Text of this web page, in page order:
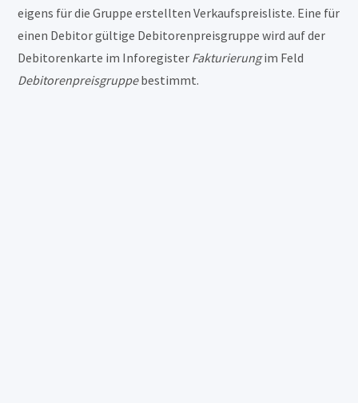
eigens für die Gruppe erstellten Verkaufspreisliste. Eine für
einen Debitor gültige Debitorenpreisgruppe wird auf der
Debitorenkarte im Inforegister Fakturierungim Feld
Debitorenpreisgruppebestimmt.